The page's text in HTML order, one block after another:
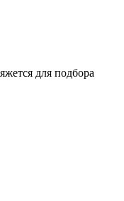
для подбора